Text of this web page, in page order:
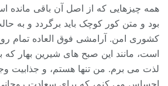
همه چیزهایی که از اصل آن باقی مانده
بود و متن کور کوچک باید برگردد و به
کشوری امن. آرامشی فوق العاده تمام
است، مانند این صبح های شیرین بهار که
لذت می برم. من تنها هستم، و جذابیت
احساس می کنم، که برای سعادت روحانی